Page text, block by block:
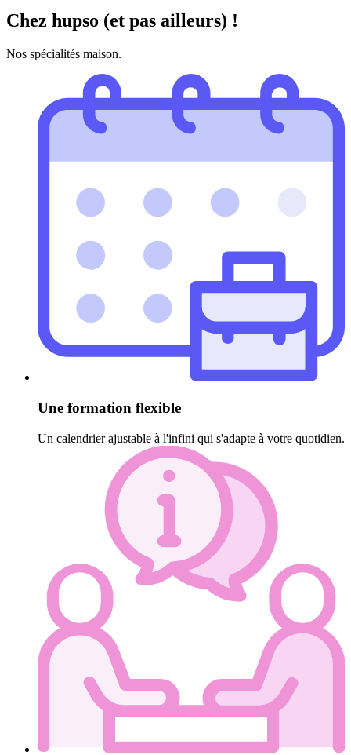
Chez hupso (et pas ailleurs) !
Nos spécialités maison.
Une formation flexible
Un calendrier ajustable à l'infini qui s'adapte à votre quotidien.